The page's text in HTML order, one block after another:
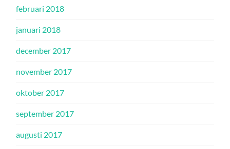
februari 2018
januari 2018
december 2017
november 2017
oktober 2017
september 2017
augusti 2017